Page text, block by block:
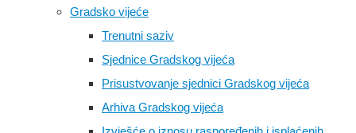
Gradsko vijeće
Trenutni saziv
Sjednice Gradskog vijeća
Prisustvovanje sjednici Gradskog vijeća
Arhiva Gradskog vijeća